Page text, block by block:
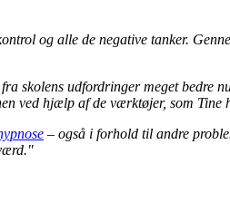
og alle de negative tanker.
skolens udfordringer meget bedre
ved hjælp af de værktøjer, som Tine
– også i forhold til andre